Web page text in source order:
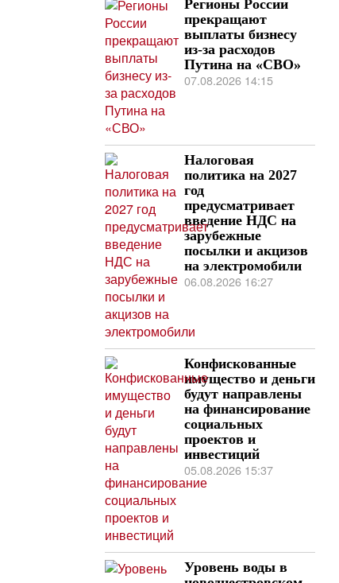
Регионы России
прекращают
выплаты бизнесу
из-за расходов
Путина на «СВО»
07.08.2026 14:15
Налоговая
политика на 2027
год
предусматривает
введение НДС на
зарубежные
посылки и акцизов
на электромобили
06.08.2026 16:27
Конфискованные
имущество и деньги
будут направлены
на финансирование
социальных
проектов и
инвестиций
05.08.2026 15:37
Уровень воды в